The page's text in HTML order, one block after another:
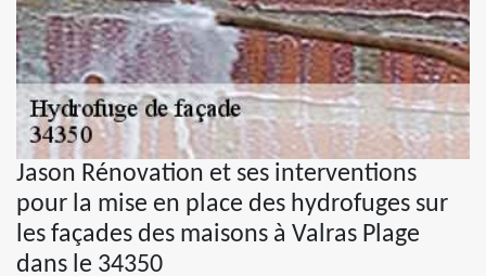
Jason Rénovation et ses interventions
pour la mise en place des hydrofuges sur
les façades des maisons à Valras Plage
dans le 34350